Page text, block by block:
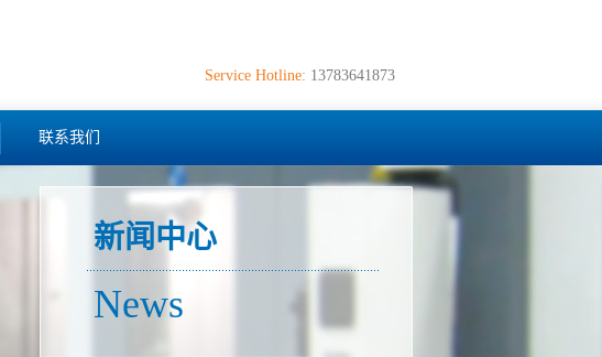
Service Hotline: 13783641873
联系我们
新闻中心
News